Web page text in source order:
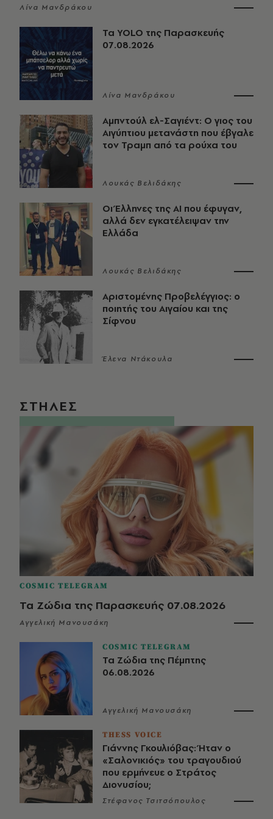
Λίνα Μανδράκου
Τα YOLO της Παρασκευής
07.08.2026
Λίνα Μανδράκου
Αμπντούλ ελ-Σαγιέντ: Ο γιος του
Αιγύπτιου μετανάστη που έβγαλε
τον Τραμπ από τα ρούχα του
Λουκάς Βελιδάκης
Οι Έλληνες της ΑΙ που έφυγαν,
αλλά δεν εγκατέλειψαν την
Ελλάδα
Λουκάς Βελιδάκης
Αριστομένης Προβελέγγιος: ο
ποιητής του Αιγαίου και της
Σίφνου
Έλενα Ντάκουλα
ΣΤΗΛΕΣ
COSMIC TELEGRAM
Τα Ζώδια της Παρασκευής 07.08.2026
Αγγελική Μανουσάκη
COSMIC TELEGRAM
Τα Ζώδια της Πέμπτης
06.08.2026
Αγγελική Μανουσάκη
THESS VOICE
Γιάννης Γκουλιόβας: Ήταν ο
«Σαλονικιός» του τραγουδιού
που ερμήνευε ο Στράτος
Διονυσίου;
Στέφανος Τσιτσόπουλος